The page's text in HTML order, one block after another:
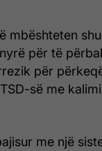
mbështeten
për të
për
së me
me një